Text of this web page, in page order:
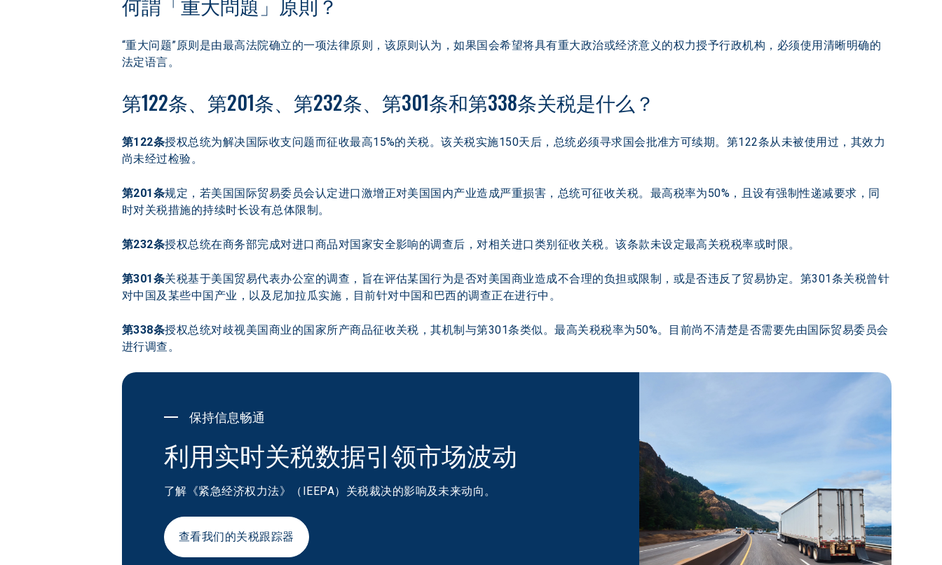
“重大问题”原则是由最高法院确立的一项法律原则，该原则认为，如果国会希望将具有重大政治或经济意义的权力授予行政机构，必须使用清晰明确的
法定语言。
第122条、第201条、第232条、第301条和第338条关税是什么？
第122条授权总统为解决国际收支问题而征收最高15%的关税。该关税实施150天后，总统必须寻求国会批准方可续期。第122条从未被使用过，其效力
尚未经过检验。
第201条规定，若美国国际贸易委员会认定进口激增正对美国国内产业造成严重损害，总统可征收关税。最高税率为50%，且设有强制性递减要求，同
时对关税措施的持续时长设有总体限制。
第232条授权总统在商务部完成对进口商品对国家安全影响的调查后，对相关进口类别征收关税。该条款未设定最高关税税率或时限。
第301条关税基于美国贸易代表办公室的调查，旨在评估某国行为是否对美国商业造成不合理的负担或限制，或是否违反了贸易协定。第301条关税曾针
对中国及某些中国产业，以及尼加拉瓜实施，目前针对中国和巴西的调查正在进行中。
第338条授权总统对歧视美国商业的国家所产商品征收关税，其机制与第301条类似。最高关税税率为50%。目前尚不清楚是否需要先由国际贸易委员会
进行调查。
保持信息畅通
利用实时关税数据引领市场波动
了解《紧急经济权力法》（IEEPA）关税裁决的影响及未来动向。
查看我们的关税跟踪器